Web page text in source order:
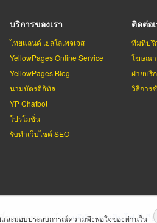
บริการของเรา
ไทยแลนด์ เยลโล่เพจเจส
YellowPages Online Service
YellowPages Blog
นามบัตรดิจิทัล
YP Chatbot
โปรโมชั่น
รับทำเว็บไซต์ SEO
ติดต่อ
ทีมที่ปรึ
โฆษณา
ฝ่ายบริ
วิธีการ
ตามกฏหมาย โดยบริษัท เทเลอินโฟ มีเดี
และมอบประสบการณ์ความพึงพอใจของท่านใน